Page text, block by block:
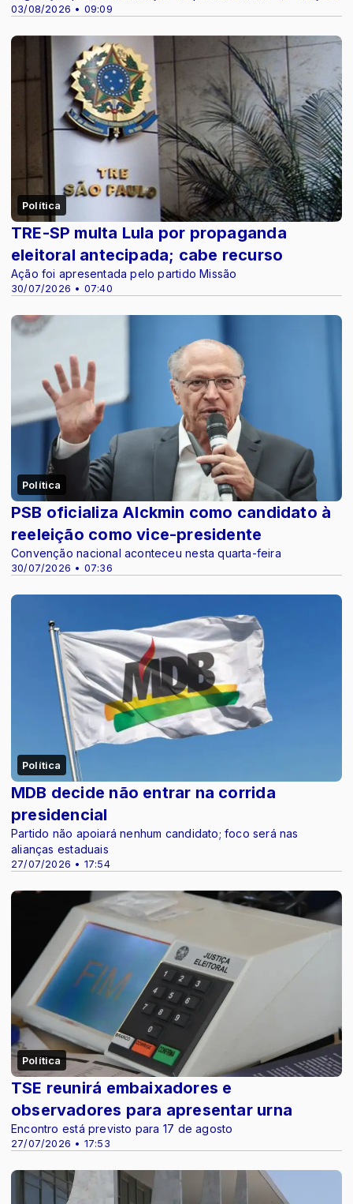
03/08/2026 • 09:09
Política
30/07/2026 • 07:40
TRE-SP multa Lula por propaganda
eleitoral antecipada; cabe recurso
Ação foi apresentada pelo partido Missão
Política
30/07/2026 • 07:36
PSB oficializa Alckmin como candidato à
reeleição como vice-presidente
Convenção nacional aconteceu nesta quarta-feira
Política
27/07/2026 • 17:54
MDB decide não entrar na corrida
presidencial
Partido não apoiará nenhum candidato; foco será nas
alianças estaduais
Política
27/07/2026 • 17:53
TSE reunirá embaixadores e
observadores para apresentar urna
Encontro está previsto para 17 de agosto